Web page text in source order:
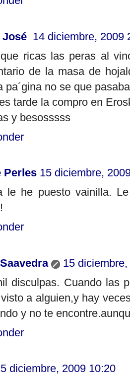
José 14 diciembre, 2009
ricas las peras al
de la masa de
pa´gina no se que
tarde la compro en
y besosssss
Perles 15 diciembre,
le he puesto vainilla.
15
disculpas. Cuando las
a alguien,y hay
y no te
diciembre, 2009 10:20